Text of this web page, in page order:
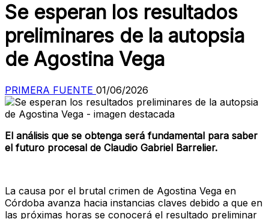
Se esperan los resultados
preliminares de la autopsia
de Agostina Vega
PRIMERA FUENTE 01/06/2026
El análisis que se obtenga será fundamental para saber
el futuro procesal de Claudio Gabriel Barrelier.
La causa por el brutal crimen de Agostina Vega en
Córdoba avanza hacia instancias claves debido a que en
las próximas horas se conocerá el resultado preliminar